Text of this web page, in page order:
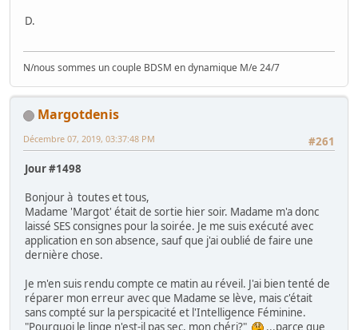
D.
N/nous sommes un couple BDSM en dynamique M/e 24/7
Margotdenis
#261
Décembre 07, 2019, 03:37:48 PM
Jour #1498
Bonjour à toutes et tous,
Madame 'Margot' était de sortie hier soir. Madame m'a donc
laissé SES consignes pour la soirée. Je me suis exécuté avec
application en son absence, sauf que j'ai oublié de faire une
dernière chose.
Je m'en suis rendu compte ce matin au réveil. J'ai bien tenté de
réparer mon erreur avec que Madame se lève, mais c'était
sans compté sur la perspicacité et l'Intelligence Féminine.
"Pourquoi le linge n'est-il pas sec, mon chéri?"
...parce que